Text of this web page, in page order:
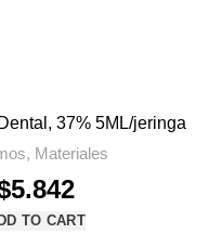
37% 5ML/jeringa
, Materiales
5.842
TO CART